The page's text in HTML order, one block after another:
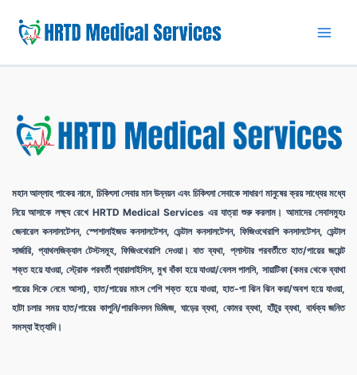
content
মহান আল্লাহ পাকের নামে, চিকিৎসা সেবার মান উন্নয়ন এবং চিকিৎসা সেবাকে সাধারণ মানুষের ক্রয় সাধ্যের মধ্যে
নিয়ে আসাকে লক্ষ্য রেখে HRTD Medical Services এর যাত্রা শুরু করলাম। আমাদের সেবাসমুহঃ
জেনারেল কনসালটেশন, স্পেশালাইজড কনসালটেশন, ডেন্টাল কনসালটেশন, ফিজিওথেরাপি কনসালটেশন, ডেন্টাল
সার্জারি, প্যাথলজিক্যাল টেস্টসমূহ, ফিজিওথেরাপি দেওয়া। বাত ব্যথা, প্লাস্টার পরবর্তীতে হাত/পায়ের জয়েন্ট
শক্ত হয়ে যাওয়া, স্ট্রোক পরবর্তী প্যারালাইসিস, মুখ বাঁকা হয়ে যাওয়া/বেলস পালসি, সায়াটিকা (কমর থেকে ব্যাথা
পায়ের দিকে নেমে আসা), হাত/পায়ের মাংস পেশি শক্ত হয়ে যাওয়া, হাত-পা ঝিন ঝিন করা/অবশ হয়ে যাওয়া,
হাটা চলার সময় হাত/পায়েরকাপুনি/পারকিনসন ডিজিজ, ঘাড়ের ব্যথা, কোমর ব্যথা, হাঁটুর ব্যথা, বার্ধক্য জনিত
সমস্যা ইত্যাদি।